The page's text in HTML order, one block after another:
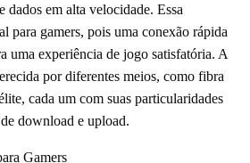
dados em alta velocidade. Essa
para gamers, pois uma conexão rápida
uma experiência de jogo satisfatória. A
por diferentes meios, como fibra
cada um com suas particularidades
download e upload.
Gamers